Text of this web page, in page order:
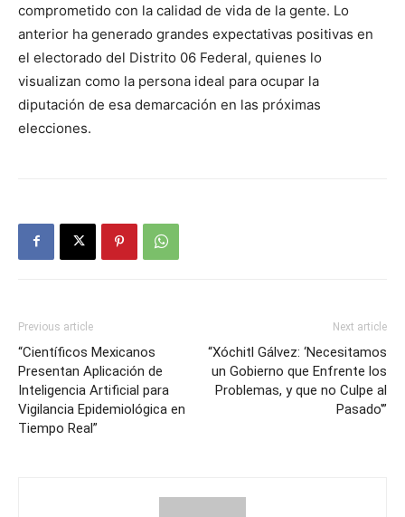
comprometido con la calidad de vida de la gente. Lo
anterior ha generado grandes expectativas positivas en
el electorado del Distrito 06 Federal, quienes lo
visualizan como la persona ideal para ocupar la
diputación de esa demarcación en las próximas
elecciones.
Previous article
“Científicos Mexicanos
Presentan Aplicación de
Inteligencia Artificial para
Vigilancia Epidemiológica en
Tiempo Real”
Next article
“Xóchitl Gálvez: ‘Necesitamos
un Gobierno que Enfrente los
Problemas, y que no Culpe al
Pasado'”